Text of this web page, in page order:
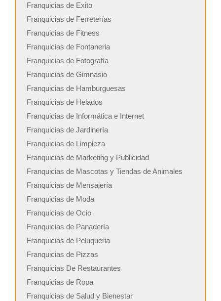
Franquicias de Exito
Franquicias de Ferreterías
Franquicias de Fitness
Franquicias de Fontaneria
Franquicias de Fotografía
Franquicias de Gimnasio
Franquicias de Hamburguesas
Franquicias de Helados
Franquicias de Informática e Internet
Franquicias de Jardinería
Franquicias de Limpieza
Franquicias de Marketing y Publicidad
Franquicias de Mascotas y Tiendas de Animales
Franquicias de Mensajería
Franquicias de Moda
Franquicias de Ocio
Franquicias de Panadería
Franquicias de Peluqueria
Franquicias de Pizzas
Franquicias De Restaurantes
Franquicias de Ropa
Franquicias de Salud y Bienestar